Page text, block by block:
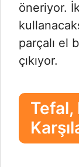
öneriyor.
parçalı el
çıkıyor.
Tefal,